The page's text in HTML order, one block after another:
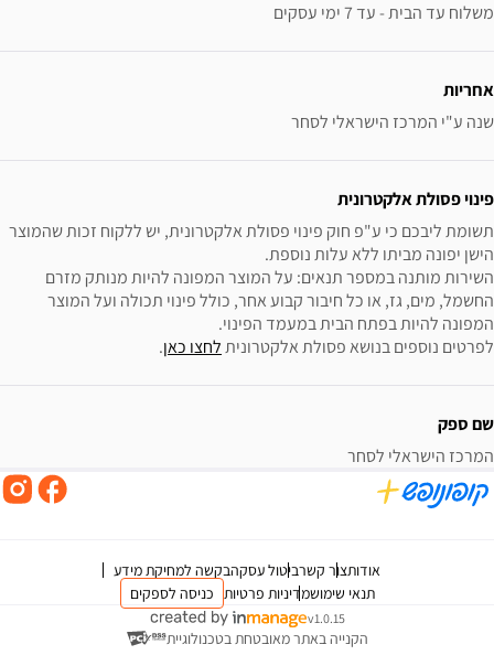
משלוח עד הבית - עד 7 ימי עסקים
אחריות
שנה ע"י המרכז הישראלי לסחר
פינוי פסולת אלקטרונית
לפרטים נוספים בנושא פסולת אלקטרונית לחצו כאן.
שם ספק
המרכז הישראלי לסחר
אודותצור קשרביטול עסקהבקשה למחיקת מידע
תנאי שימושמדיניות פרטיות כניסה לספקים
v1.0.15
הקנייה באתר מאובטחת בטכנולוגיית